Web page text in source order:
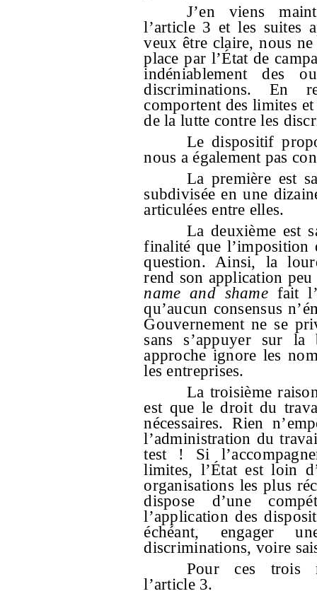
J’en viens
l’article 3 et les suites
veux être claire, nous
place par l’État de
indéniablement des
discriminations. En
comportent des limites
de la lutte contre les
Le dispositif
nous a également pas
La première est
subdivisée en une
articulées entre elles.
La deuxième est
finalité que l’imposition
question. Ainsi, la
rend son application
name and shamefait
qu’aucun consensus
Gouvernement ne se
sans s’appuyer sur
approche ignore les
les entreprises.
La troisième
est que le droit du
nécessaires. Rien
l’administration du
test ! Si
limites, l’État est loin
organisations les plus
dispose d’une
l’application des
échéant, engager
discriminations, voire
Pour ces trois
l’article 3.